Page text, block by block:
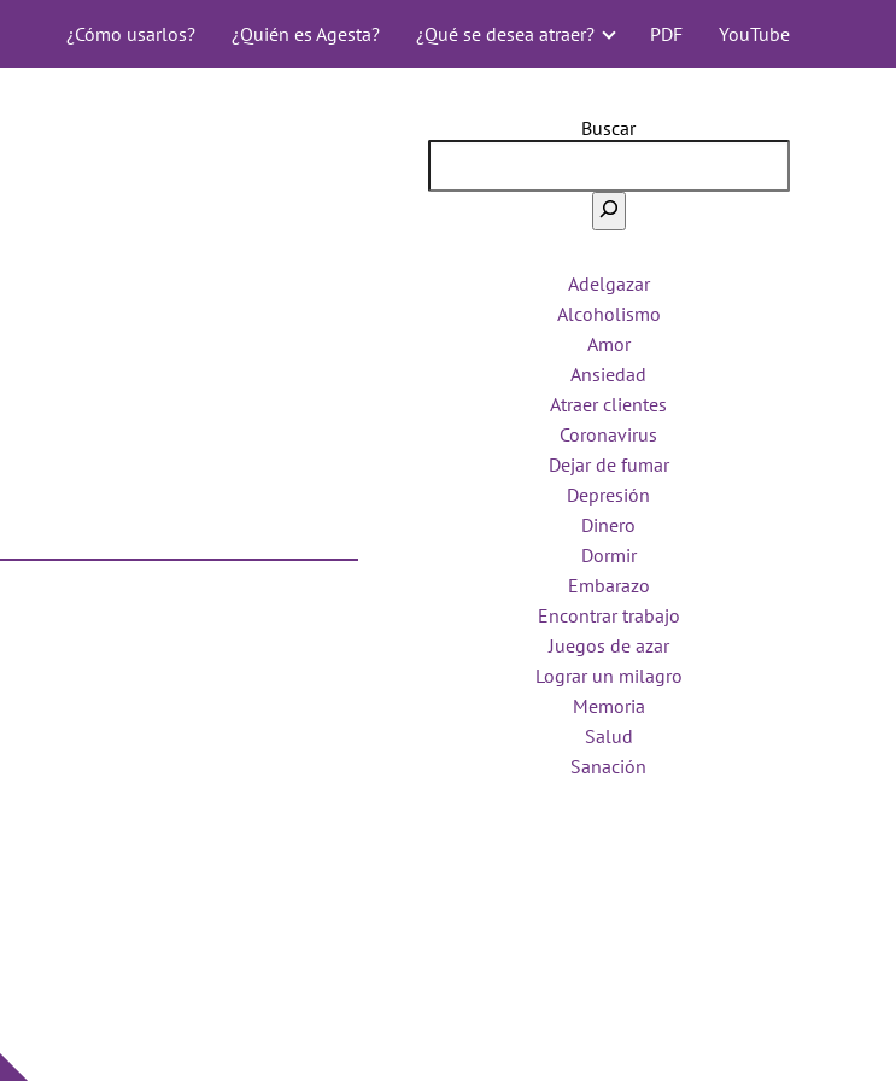
¿Cómo usarlos? ¿Quién es Agesta? ¿Qué se desea atraer? PDF YouTube
Buscar
Adelgazar
Alcoholismo
Amor
Ansiedad
Atraer clientes
Coronavirus
Dejar de fumar
Depresión
Dinero
Dormir
Embarazo
Encontrar trabajo
Juegos de azar
Lograr un milagro
Memoria
Salud
Sanación